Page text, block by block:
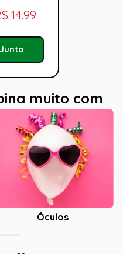
14.99
muito com
Óculos